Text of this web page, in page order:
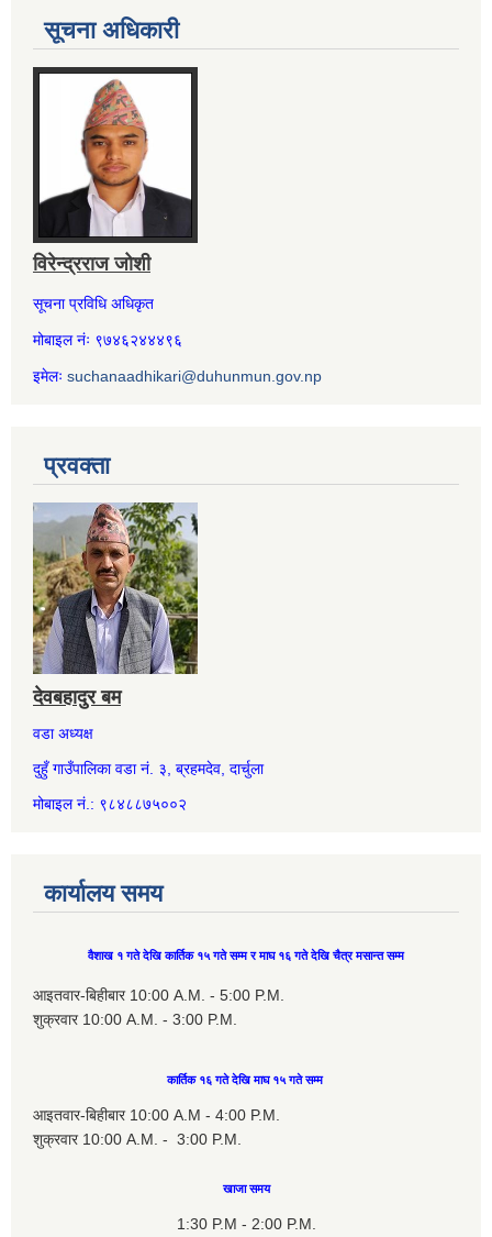
सूचना अधिकारी
विरेन्द्रराज जोशी
सूचना प्रविधि अधिकृत
मोबाइल नंः ९७४६२४४४९६
इमेलः suchanaadhikari@duhunmun.gov.np
प्रवक्ता
देवबहादुर बम
वडा अध्यक्ष
दुहुँ गाउँपालिका वडा नं. ३, ब्रहमदेव, दार्चुला
मोबाइल नं.: ९८४८८७५००२
कार्यालय समय
वैशाख १ गते देखि कार्तिक १५ गते सम्म र माघ १६ गते देखि चैत्र मसान्त सम्म
आइतवार-बिहीबार 10:00 A.M. - 5:00 P.M.
शुक्रवार 10:00 A.M. - 3:00 P.M.
कार्तिक १६ गते देखि माघ १५ गते सम्म
आइतवार-बिहीबार 10:00 A.M - 4:00 P.M.
शुक्रवार 10:00 A.M. - 3:00 P.M.
खाजा समय
1:30 P.M - 2:00 P.M.